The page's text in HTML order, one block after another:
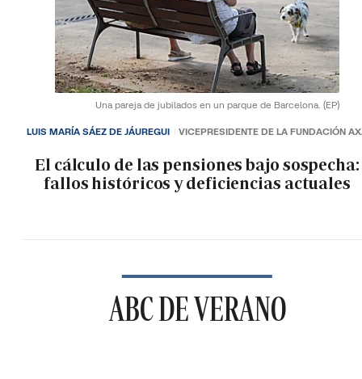
Una pareja de jubilados en un parque de Barcelona. (EP)
El cálculo de las pensiones bajo sospecha:
fallos históricos y deficiencias actuales
LUIS MARÍA SÁEZ DE JÁUREGUI VICEPRESIDENTE DE LA FUNDACIÓN
ABC DE VERANO